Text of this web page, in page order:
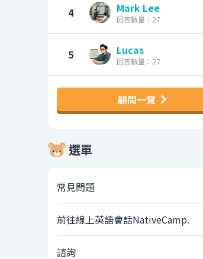
4 Mark Lee
回答數量：27
5 Lucas
回答數量：27
顧問一覽
選單
常見問題
前往線上英語會話NativeCamp.
諮詢